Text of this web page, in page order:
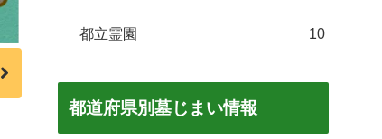
都立霊園 10
都道府県別墓じまい情報